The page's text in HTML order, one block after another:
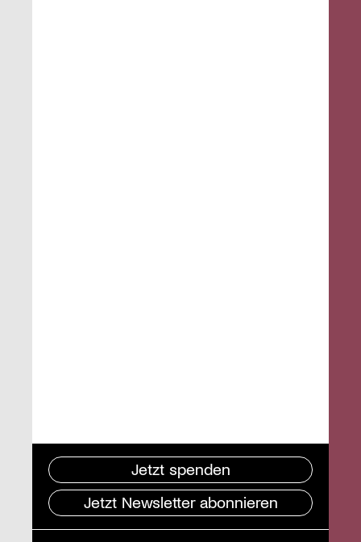
Jetzt spenden
Jetzt Newsletter abonnieren